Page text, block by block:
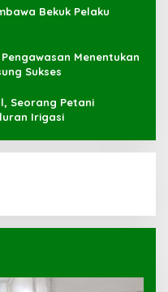
Bekuk Pelaku
Menentukan
Sukses
Seorang Petani
Irigasi